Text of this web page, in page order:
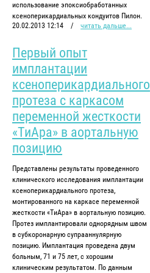
использование эпоксиобработанных
ксеноперикардиальных кондуитов Пилон.
20.02.2013 12:14
/ читать дальше...
Первый опыт
имплантации
ксеноперикардиального
протеза с каркасом
переменной жесткости
«ТиАра» в аортальную
позицию
Представлены результаты проведенного
клинического исследования имплантации
ксеноперикардиального протеза,
монтированного на каркасе переменной
жесткости «ТиАра» в аортальную позицию.
Протез имплантировали однорядным швом
в субкоронарную супрааннулярную
позицию. Имплантация проведена двум
больным, 71 и 75 лет, с хорошим
клиническим результатом. По данным